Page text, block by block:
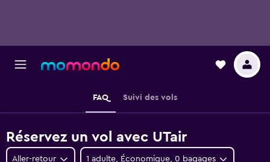
FAQ Suivi des vols
Réservez un vol avec UTair
Aller-retour 1 adulte, Économique, 0 bagages